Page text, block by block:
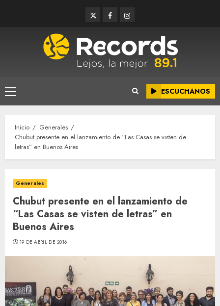
TwitterFacebookInstagram
Menú
principal
ESCUCHANOS
Inicio
Generales
Chubut presente en el lanzamiento de “Las Casas se visten de
letras” en Buenos Aires
Generales
Chubut presente en el lanzamiento de
“Las Casas se visten de letras” en
Buenos Aires
19 DE ABRIL DE 2016